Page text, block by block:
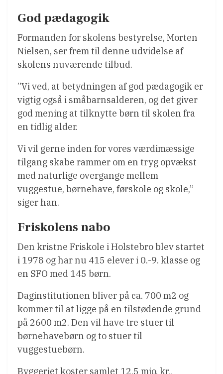
God pædagogik
Formanden for skolens bestyrelse, Morten
Nielsen, ser frem til denne udvidelse af
skolens nuværende tilbud.
”Vi ved, at betydningen af god pædagogik er
vigtig også i småbarnsalderen, og det giver
god mening at tilknytte børn til skolen fra
en tidlig alder.
Vi vil gerne inden for vores værdimæssige
tilgang skabe rammer om en tryg opvækst
med naturlige overgange mellem
vuggestue, børnehave, førskole og skole,”
siger han.
Friskolens nabo
Den kristne Friskole i Holstebro blev startet
i 1978 og har nu 415 elever i 0.-9. klasse og
en SFO med 145 børn.
Daginstitutionen bliver på ca. 700 m2 og
kommer til at ligge på en tilstødende grund
på 2600 m2. Den vil have tre stuer til
børnehavebørn og to stuer til
vuggestuebørn.
Byggeriet koster samlet 12.5 mio. kr.,